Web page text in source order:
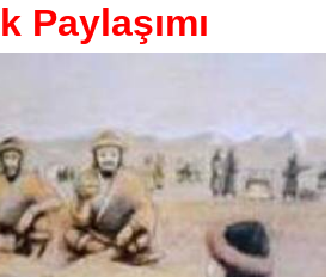
Paylaşımı